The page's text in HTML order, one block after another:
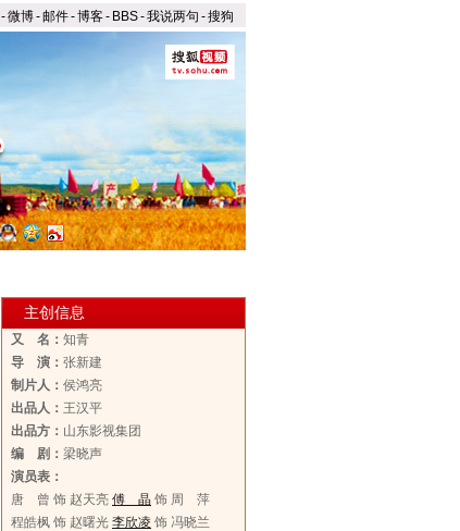
-微博-邮件-博客- BBS-我说两句 -搜狗
主创信息
又 名： 知青
导 演： 张新建
制片人： 侯鸿亮
出品人： 王汉平
出品方： 山东影视集团
编 剧： 梁晓声
演员表：
唐 曾 饰 赵天亮 傅 晶 饰 周 萍
程皓枫 饰 赵曙光 李欣凌 饰 冯晓兰